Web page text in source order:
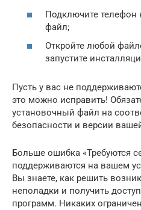
Подключите телефон
файл;
Откройте любой
запустите
Пусть у вас не
это можно исправить!
установочный файл на
безопасности и версии
Больше ошибка «Требуются
поддерживаются на вашем
Вы знаете, как решить
неполадки и получить
программ. Никаких